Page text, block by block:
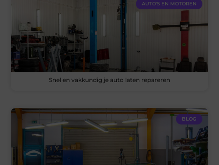
AUTO'S EN MOTOREN
Snel en vakkundig je auto laten repareren
BLOG